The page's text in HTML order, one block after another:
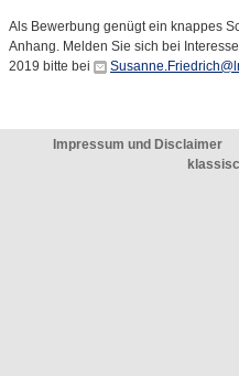
Als Bewerbung genügt ein knappes
Anhang. Melden Sie sich bei
2019 bitte bei
Impressum und Disclaimer